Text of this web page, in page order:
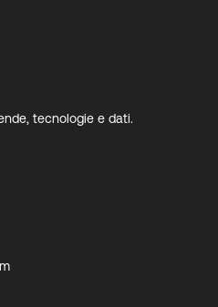
tecnologie e dati.